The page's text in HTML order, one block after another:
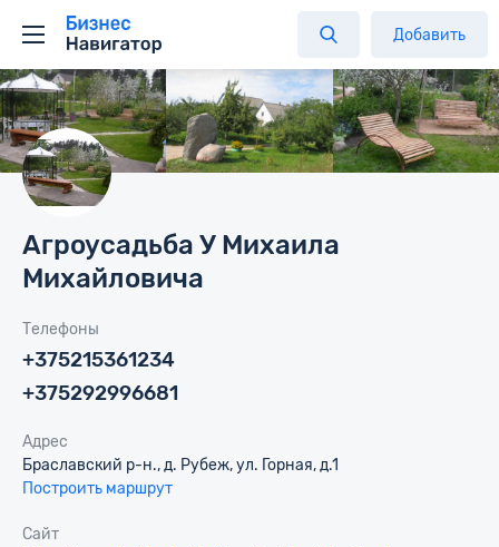
Добавить
Агроусадьба У Михаила
Михайловича
Телефоны
+375215361234
+375292996681
Адрес
Браславский р-н., д. Рубеж, ул. Горная, д.1
Построить маршрут
Сайт